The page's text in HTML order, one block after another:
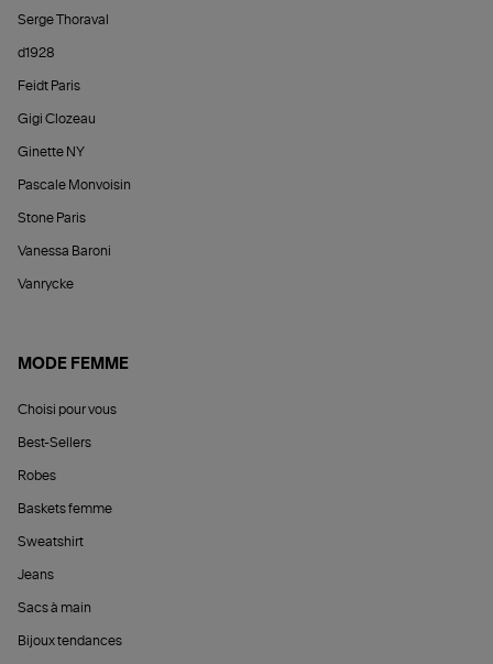
Serge Thoraval
d1928
Feidt Paris
Gigi Clozeau
Ginette NY
Pascale Monvoisin
Stone Paris
Vanessa Baroni
Vanrycke
MODE FEMME
Choisi pour vous
Best-Sellers
Robes
Baskets femme
Sweatshirt
Jeans
Sacs à main
Bijoux tendances